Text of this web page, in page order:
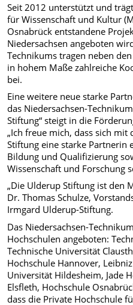
Seit 2012 unterstützt und
für Wissenschaft und Kultur
Osnabrück entstandene
Niedersachsen angeboten
Technikums tragen neben
in hohem Maße zahlreiche
bei.
Eine weitere neue starke
das Niedersachsen-
Stiftung“ steigt in die
„Ich freue mich, dass sich
Stiftung eine starke Partnerin
Bildung und Qualifizierung
Wissenschaft und Forschung
„Die Ulderup Stiftung ist den
Dr. Thomas Schulze,
Irmgard Ulderup-Stiftung.
Das Niedersachsen-
Hochschulen angeboten:
Technische Universität
Hochschule Hannover,
Universität Hildesheim, Jade
Elsfleth, Hochschule
dass die Private Hochschule